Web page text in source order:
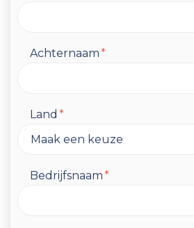
Achternaam*
Land *
Bedrijfsnaam*